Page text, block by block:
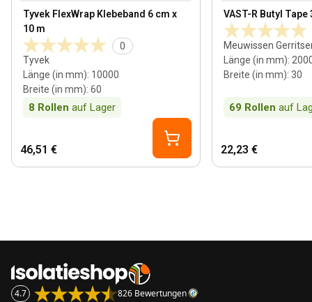
Tyvek FlexWrap Klebeband 6 cm x
10 m
0
Tyvek
Länge (in mm): 10000
Breite (in mm): 60
8 Rollen auf Lager
View product
46,51 €
VAST-R Butyl Tape
Meuwissen
Länge (in mm):
Breite (in mm): 30
69 Rollen auf
View product
22,23 €
4.7 826 Bewertungen